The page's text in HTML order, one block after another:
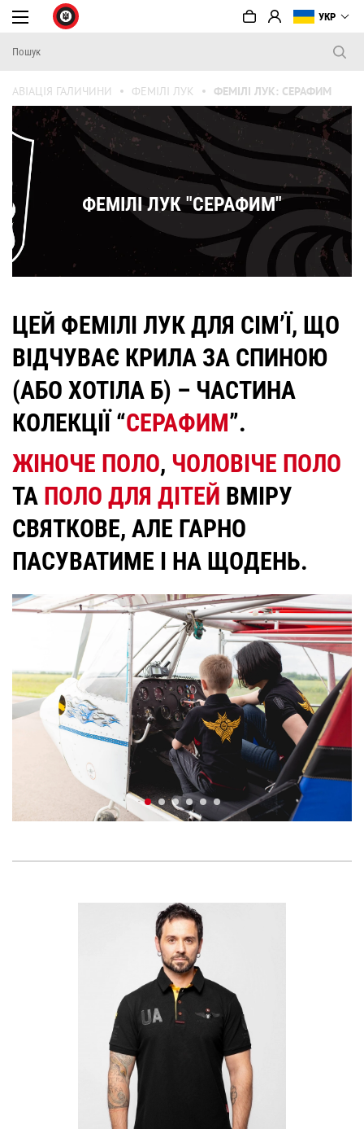
УКР
АВІАЦІЯ ГАЛИЧИНИ ФЕМІЛІ ЛУК ФЕМІЛІ ЛУК: СЕРАФИМ
ФЕМІЛІ ЛУК "СЕРАФИМ"
ЦЕЙ ФЕМІЛІ ЛУК ДЛЯ СІМ’Ї, ЩО
ВІДЧУВАЄ КРИЛА ЗА СПИНОЮ
(АБО ХОТІЛА Б) – ЧАСТИНА
КОЛЕКЦІЇ “СЕРАФИМ”.
ЖІНОЧЕ ПОЛО, ЧОЛОВІЧЕ ПОЛО
ТА ПОЛО ДЛЯ ДІТЕЙ ВМІРУ
СВЯТКОВЕ, АЛЕ ГАРНО
ПАСУВАТИМЕ І НА ЩОДЕНЬ.